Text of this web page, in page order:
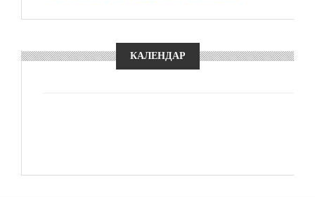
КАЛЕНДАР